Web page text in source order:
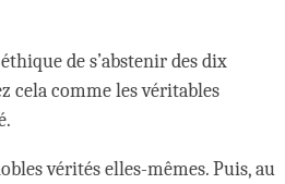
de s’abstenir des dix
cela comme les véritables
vérités elles-mêmes. Puis, au